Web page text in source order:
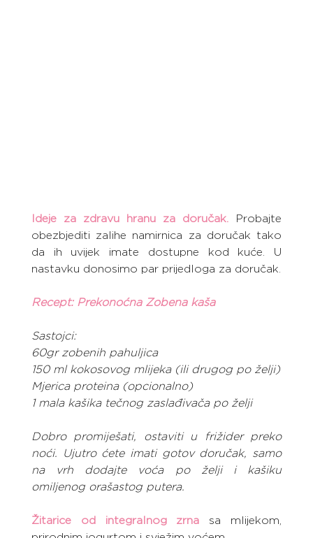
Ideje za zdravu hranu za doručak.
Probajte
obezbjediti zalihe namirnica za doručak tako
da ih uvijek imate dostupne kod kuće. U
nastavku donosimo par prijedloga za doručak.
Recept: Prekonoćna Zobena kaša
Sastojci:
60gr zobenih pahuljica
150 ml kokosovog mlijeka (ili drugog po želji)
Mjerica proteina (opcionalno)
1 mala kašika tečnog zaslađivača po želji
Dobro promiješati, ostaviti u frižider preko
noći. Ujutro ćete imati gotov doručak, samo
na vrh dodajte voća po želji i kašiku
omiljenog orašastog putera.
Žitarice od integralnog zrna
sa mlijekom,